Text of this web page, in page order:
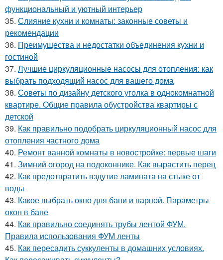
функциональный и уютный интерьер
35. Слияние кухни и комнаты: законные советы и
рекомендации
36. Преимущества и недостатки объединения кухни и
гостиной
37. Лучшие циркуляционные насосы для отопления: как
выбрать подходящий насос для вашего дома
38. Советы по дизайну детского уголка в однокомнатной
квартире. Общие правила обустройства квартиры с
детской
39. Как правильно подобрать циркуляционный насос для
отопления частного дома
40. Ремонт ванной комнаты в новостройке: первые шаги
41. Зимний огород на подоконнике. Как вырастить перец
42. Как предотвратить вздутие ламината на стыке от
воды
43. Какое выбрать окно для бани и парной. Параметры
окон в бане
44. Как правильно соединять трубы лентой ФУМ.
Правила использования ФУМ ленты
45. Как пересадить суккуленты в домашних условиях.